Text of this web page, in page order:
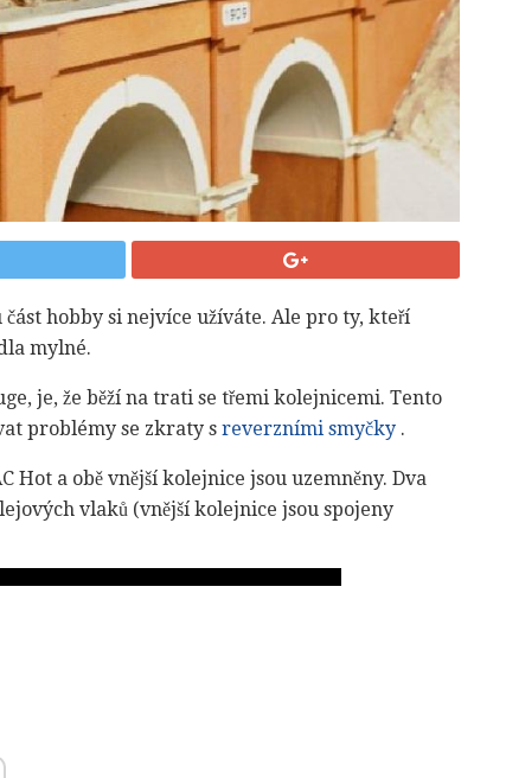
hobby si nejvíce užíváte. Ale pro ty, kteří
mylné.
je, že běží na trati se třemi kolejnicemi. Tento
problémy se zkraty s reverzními smyčky .
a obě vnější kolejnice jsou uzemněny. Dva
vlaků (vnější kolejnice jsou spojeny